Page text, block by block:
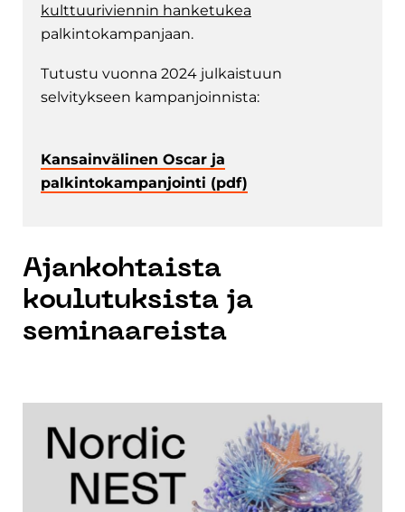
kulttuuriviennin hanketukea
palkintokampanjaan.
Tutustu vuonna 2024 julkaistuun
selvitykseen kampanjoinnista:
Kansainvälinen Oscar ja
palkintokampanjointi (pdf)
Ajankohtaista
koulutuksista ja
seminaareista